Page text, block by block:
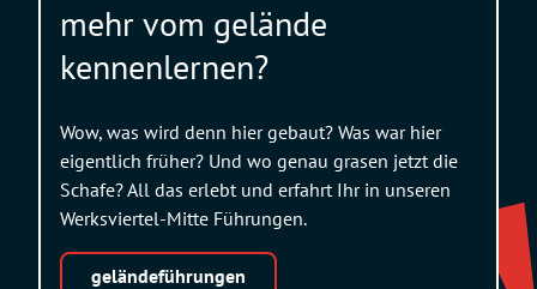
mehr vom gelände
kennenlernen?
Wow, was wird denn hier gebaut? Was war hier
eigentlich früher? Und wo genau grasen jetzt die
Schafe? All das erlebt und erfahrt Ihr in unseren
Werksviertel-Mitte Führungen.
geländeführungen